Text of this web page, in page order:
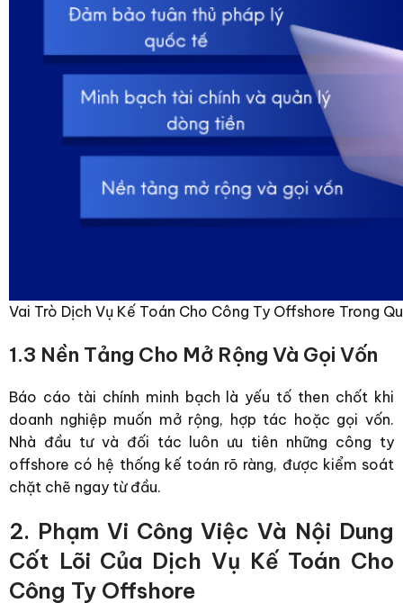
Vai Trò Dịch Vụ Kế Toán Cho Công Ty Offshore Trong
1.3 Nền Tảng Cho Mở Rộng Và Gọi Vốn
Báo cáo tài chính minh bạch là yếu tố then chốt khi
doanh nghiệp muốn mở rộng, hợp tác hoặc gọi vốn.
Nhà đầu tư và đối tác luôn ưu tiên những công ty
offshore có hệ thống kế toán rõ ràng, được kiểm soát
chặt chẽ ngay từ đầu.
2. Phạm Vi Công Việc Và Nội Dung
Cốt Lõi Của Dịch Vụ Kế Toán Cho
Công Ty Offshore